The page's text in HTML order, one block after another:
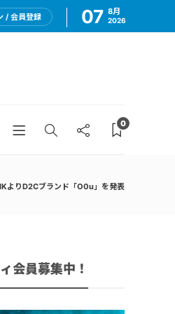
/ 会員登録 07 8月
2026
0
よりD2Cブランド「O0u」を発表
会員募集中！